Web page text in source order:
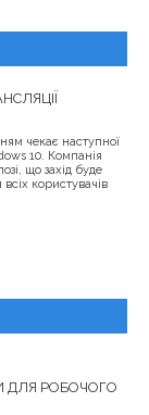
чекає наступної
10. Компанія
що захід буде
користувачів
ДЛЯ РОБОЧОГО